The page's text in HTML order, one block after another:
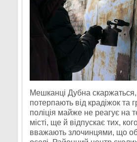
Мешканці Дубна
потерпають від крадіжок та
поліція майже не реагує на
місті, ще й відпускає тих,
вважають злочинцями, що